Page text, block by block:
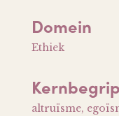
Domein
Ethiek
altruïsme,